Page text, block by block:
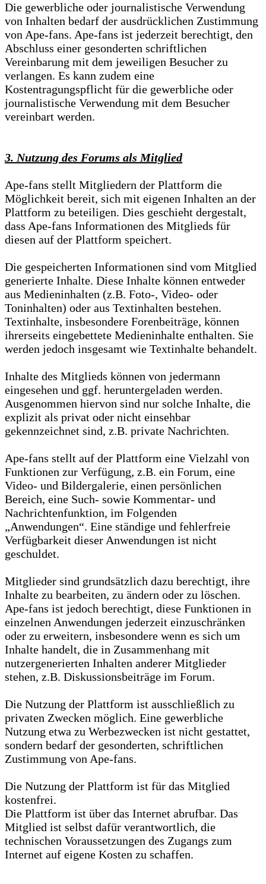
Die gewerbliche oder journalistische Verwendung
von Inhalten bedarf der ausdrücklichen Zustimmung
von Ape-fans. Ape-fans ist jederzeit berechtigt, den
Abschluss einer gesonderten schriftlichen
Vereinbarung mit dem jeweiligen Besucher zu
verlangen. Es kann zudem eine
Kostentragungspflicht für die gewerbliche oder
journalistische Verwendung mit dem Besucher
vereinbart werden.
3. Nutzung des Forums als Mitglied
Ape-fans stellt Mitgliedern der Plattform die
Möglichkeit bereit, sich mit eigenen Inhalten an der
Plattform zu beteiligen. Dies geschieht dergestalt,
dass Ape-fans Informationen des Mitglieds für
diesen auf der Plattform speichert.
Die gespeicherten Informationen sind vom Mitglied
generierte Inhalte. Diese Inhalte können entweder
aus Medieninhalten (z.B. Foto-, Video- oder
Toninhalten) oder aus Textinhalten bestehen.
Textinhalte, insbesondere Forenbeiträge, können
ihrerseits eingebettete Medieninhalte enthalten. Sie
werden jedoch insgesamt wie Textinhalte behandelt.
Inhalte des Mitglieds können von jedermann
eingesehen und ggf. heruntergeladen werden.
Ausgenommen hiervon sind nur solche Inhalte, die
explizit als privat oder nicht einsehbar
gekennzeichnet sind, z.B. private Nachrichten.
Ape-fans stellt auf der Plattform eine Vielzahl von
Funktionen zur Verfügung, z.B. ein Forum, eine
Video- und Bildergalerie, einen persönlichen
Bereich, eine Such- sowie Kommentar- und
Nachrichtenfunktion, im Folgenden
„Anwendungen“. Eine ständige und fehlerfreie
Verfügbarkeit dieser Anwendungen ist nicht
geschuldet.
Mitglieder sind grundsätzlich dazu berechtigt, ihre
Inhalte zu bearbeiten, zu ändern oder zu löschen.
Ape-fans ist jedoch berechtigt, diese Funktionen in
einzelnen Anwendungen jederzeit einzuschränken
oder zu erweitern, insbesondere wenn es sich um
Inhalte handelt, die in Zusammenhang mit
nutzergenerierten Inhalten anderer Mitglieder
stehen, z.B. Diskussionsbeiträge im Forum.
Die Nutzung der Plattform ist ausschließlich zu
privaten Zwecken möglich. Eine gewerbliche
Nutzung etwa zu Werbezwecken ist nicht gestattet,
sondern bedarf der gesonderten, schriftlichen
Zustimmung von Ape-fans.
Die Nutzung der Plattform ist für das Mitglied
kostenfrei.
Die Plattform ist über das Internet abrufbar. Das
Mitglied ist selbst dafür verantwortlich, die
technischen Voraussetzungen des Zugangs zum
Internet auf eigene Kosten zu schaffen.